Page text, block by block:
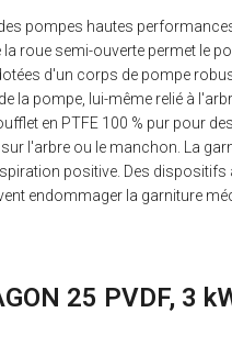
pompes hautes
roue semi-ouverte permet le
d'un corps de pompe
la pompe, lui-même relié à
en PTFE 100 % pur pour
l'arbre ou le manchon. La
positive. Des
endommager la garniture
25 PVDF, 3